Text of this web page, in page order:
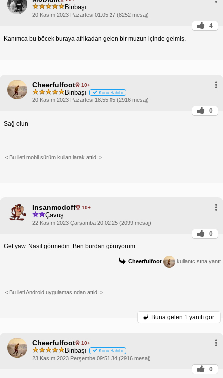
Binbaşı
20 Kasım 2023 Pazartesi 01:05:27 (8252 mesaj)
4
Kanımca bu böcek buraya afrikadan gelen bir muzun içinde gelmiş.
Cheerfulfoot 10+
Binbaşı Konu Sahibi
20 Kasım 2023 Pazartesi 18:55:05 (2916 mesaj)
0
Sağ olun
< Bu ileti mobil sürüm kullanılarak atıldı >
Insanmodoff 10+
Çavuş
22 Kasım 2023 Çarşamba 20:02:25 (2099 mesaj)
0
Get yaw. Nasıl görmedin. Ben burdan görüyorum.
Cheerfulfoot kullanıcısına yanıt
< Bu ileti Android uygulamasından atıldı >
Buna gelen 1 yanıtı gör.
Cheerfulfoot 10+
Binbaşı Konu Sahibi
23 Kasım 2023 Perşembe 09:51:34 (2916 mesaj)
0